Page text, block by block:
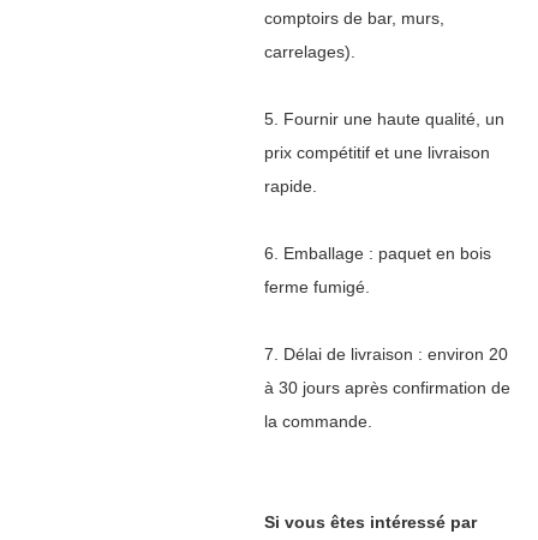
comptoirs de bar, murs,
carrelages).
5. Fournir une haute qualité, un
prix compétitif et une livraison
rapide.
6. Emballage : paquet en bois
ferme fumigé.
7. Délai de livraison : environ 20
à 30 jours après confirmation de
la commande.
Si vous êtes intéressé par